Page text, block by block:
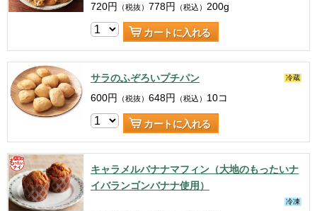
720円 （税抜） 778円 （税込） 200g
カートに入れる
サラのふぞろいプチパン 冷蔵
600円 （税抜） 648円 （税込） 10コ
カートに入れる
キャラメルバナナマフィン（大地のもったいナ
イバランゴンバナナ使用）
冷凍